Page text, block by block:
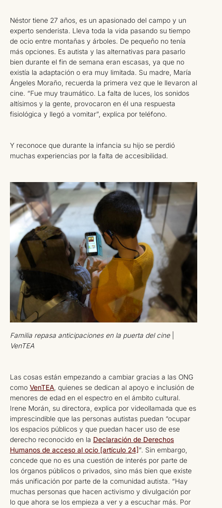
Néstor tiene 27 años, es un apasionado del campo y un
experto senderista. Lleva toda la vida pasando su tiempo
de ocio entre montañas y árboles. De pequeño no tenía
más opciones. Es autista y las alternativas para pasarlo
bien durante el fin de semana eran escasas, ya que no
existía la adaptación o era muy limitada. Su madre, María
Ángeles Moraño, recuerda la primera vez que le llevaron al
cine. “Fue muy traumático. La falta de luces, los sonidos
altísimos y la gente, provocaron en él una respuesta
fisiológica y llegó a vomitar”, explica por teléfono.
Y reconoce que durante la infancia su hijo se perdió
muchas experiencias por la falta de accesibilidad.
Familia repasa anticipaciones en la puerta del cine
VenTEA
Las cosas están empezando a cambiar gracias a las ONG
como VenTEA , quienes se dedican al apoyo e inclusión de
menores de edad en el espectro en el ámbito cultural.
Irene Morán, su directora, explica por videollamada que es
imprescindible que las personas autistas puedan “ocupar
los espacios públicos y que puedan hacer uso de ese
derecho reconocido en la Declaración de Derechos
Humanos de acceso al ocio [artículo 24]”. Sin embargo,
concede que no es una cuestión de interés por parte de
los órganos públicos o privados, sino más bien que existe
más unificación por parte de la comunidad autista. “Hay
muchas personas que hacen activismo y divulgación por
lo que ahora se los empieza a ver y a escuchar más. Por